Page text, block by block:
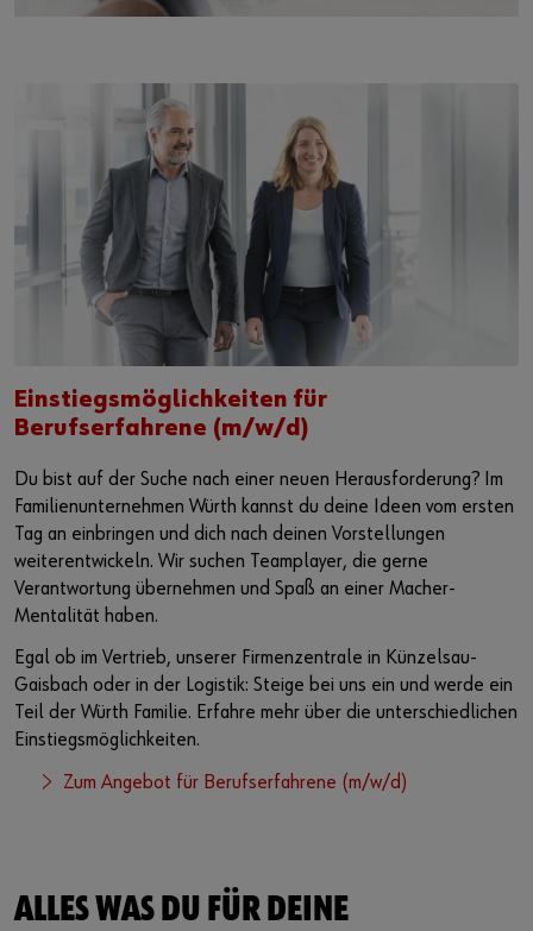
Einstiegsmöglichkeiten für
Berufserfahrene (m/w/d)
Du bist auf der Suche nach einer neuen Herausforderung? Im
Familienunternehmen Würth kannst du deine Ideen vom ersten
Tag an einbringen und dich nach deinen Vorstellungen
weiterentwickeln. Wir suchen Teamplayer, die gerne
Verantwortung übernehmen und Spaß an einer Macher-
Mentalität haben.
Egal ob im Vertrieb, unserer Firmenzentrale in Künzelsau-
Gaisbach oder in der Logistik: Steige bei uns ein und werde ein
Teil der Würth Familie. Erfahre mehr über die unterschiedlichen
Einstiegsmöglichkeiten.
Zum Angebot für Berufserfahrene (m/w/d)
ALLES WAS DU FÜR DEINE